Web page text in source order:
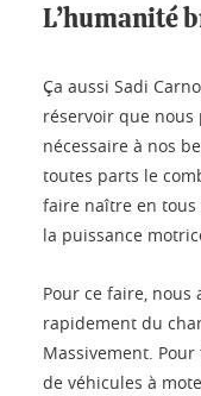
L’humanité
Ça aussi Sadi
réservoir que
nécessaire à nos
toutes parts le
faire naître en
la puissance
Pour ce faire, nous
rapidement du
Massivement.
de véhicules à